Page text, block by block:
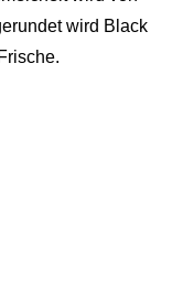
wird Black